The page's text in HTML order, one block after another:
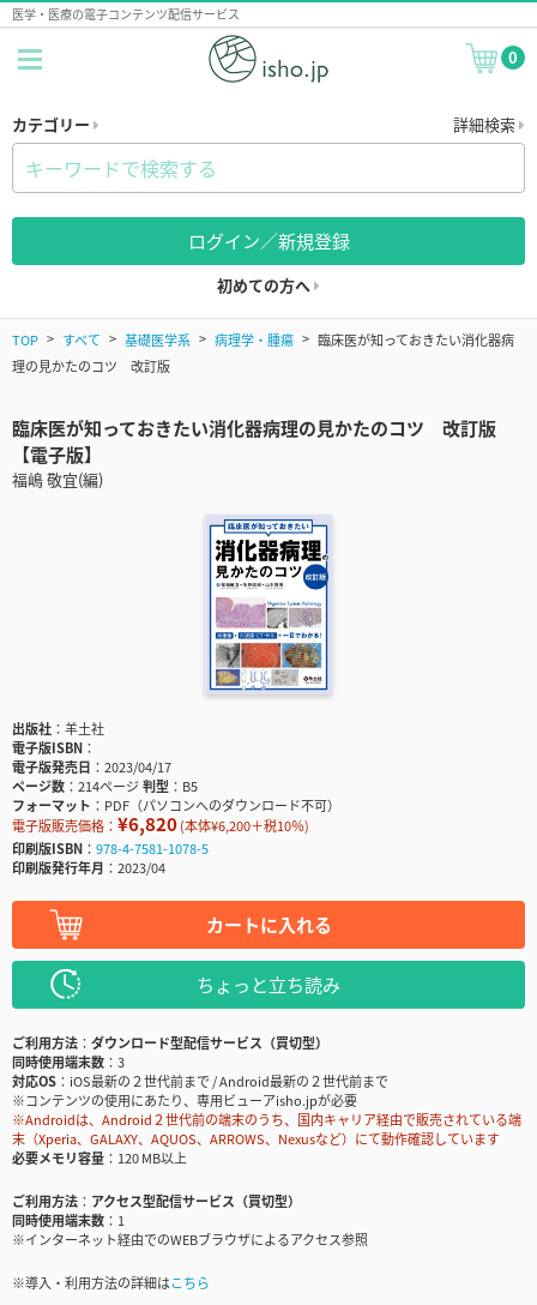
医学・医療の電子コンテンツ配信サービス
0
カテゴリー 詳細検索
ログイン／新規登録
初めての方へ
TOP すべて 基礎医学系 病理学・腫瘍
臨床医が知っておきたい消化器病
理の見かたのコツ 改訂版
臨床医が知っておきたい消化器病理の見かたのコツ 改訂版
【電子版】
福嶋 敬宜(編)
出版社
羊土社
電子版ISBN
電子版発売日
2023/04/17
ページ数
214ページ判型
B5
フォーマット
PDF（パソコンへのダウンロード不可）
電子版販売価格： ¥6,820(本体¥6,200＋税10％)
印刷版ISBN
978-4-7581-1078-5
印刷版発行年月
2023/04
カートに入れる
ちょっと立ち読み
ご利用方法
ダウンロード型配信サービス（買切型）
同時使用端末数
3
対応OS
iOS最新の２世代前まで / Android最新の２世代前まで
※コンテンツの使用にあたり、専用ビューアisho.jpが必要
※Androidは、Android２世代前の端末のうち、国内キャリア経由で販売されている端
末（Xperia、GALAXY、AQUOS、ARROWS、Nexusなど）にて動作確認しています
必要メモリ容量
120 MB以上
ご利用方法
アクセス型配信サービス（買切型）
同時使用端末数
1
※インターネット経由でのWEBブラウザによるアクセス参照
※導入・利用方法の詳細はこちら